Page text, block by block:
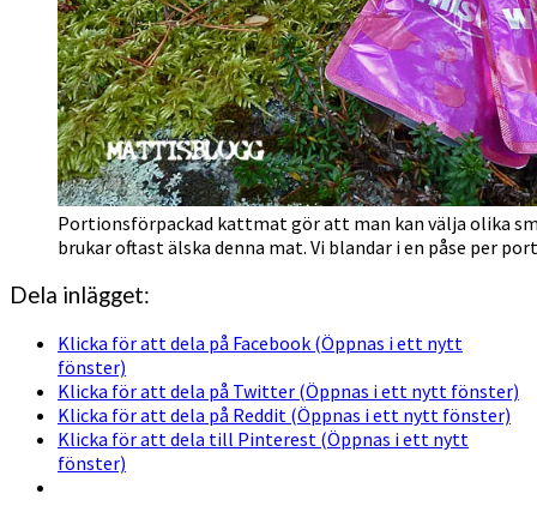
Portionsförpackad kattmat gör att man kan välja olika
brukar oftast älska denna mat. Vi blandar i en påse per
Dela inlägget:
Klicka för att dela på Facebook (Öppnas i ett nytt
fönster)
Klicka för att dela på Twitter (Öppnas i ett nytt fönster)
Klicka för att dela på Reddit (Öppnas i ett nytt fönster)
Klicka för att dela till Pinterest (Öppnas i ett nytt
fönster)